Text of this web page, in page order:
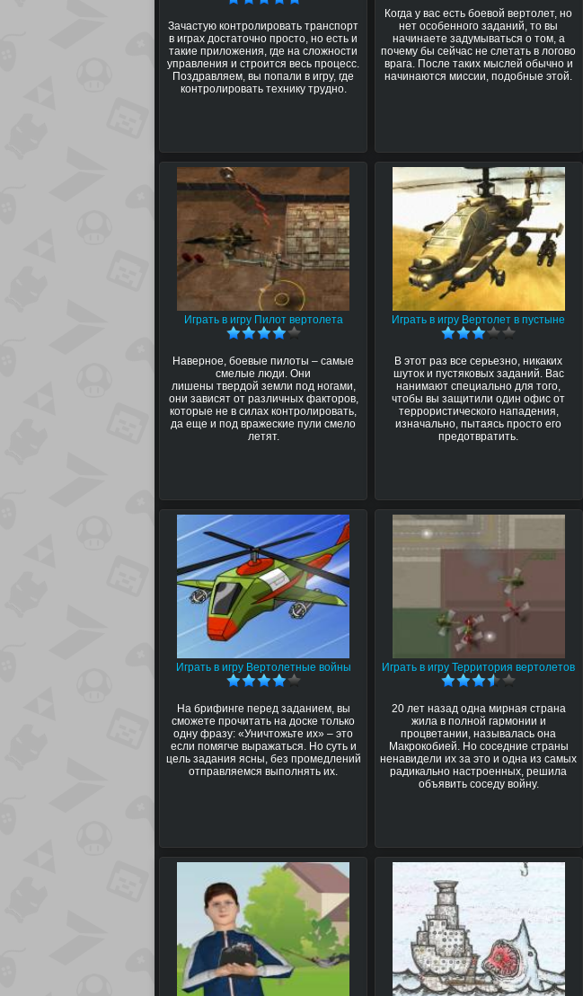
Зачастую контролировать транспорт
в играх достаточно просто, но есть и
такие приложения, где на сложности
управления и строится весь процесс.
Поздравляем, вы попали в игру, где
контролировать технику трудно.
Когда у вас есть боевой вертолет, но
нет особенного заданий, то вы
начинаете задумываться о том, а
почему бы сейчас не слетать в логово
врага. После таких мыслей обычно и
начинаются миссии, подобные этой.
Играть в игру Пилот вертолета
Наверное, боевые пилоты – самые
смелые люди. Они
лишены твердой земли под ногами,
они зависят от различных факторов,
которые не в силах контролировать,
да еще и под вражеские пули смело
летят.
Играть в игру Вертолет в пустыне
В этот раз все серьезно, никаких
шуток и пустяковых заданий. Вас
нанимают специально для того,
чтобы вы защитили один офис от
террористического нападения,
изначально, пытаясь просто его
предотвратить.
Играть в игру Вертолетные войны
На брифинге перед заданием, вы
сможете прочитать на доске только
одну фразу: «Уничтожьте их» – это
если помягче выражаться. Но суть и
цель задания ясны, без промедлений
отправляемся выполнять их.
Играть в игру Территория вертолетов
20 лет назад одна мирная страна
жила в полной гармонии и
процветании, называлась она
Макрокобией. Но соседние страны
ненавидели их за это и одна из самых
радикально настроенных, решила
объявить соседу войну.